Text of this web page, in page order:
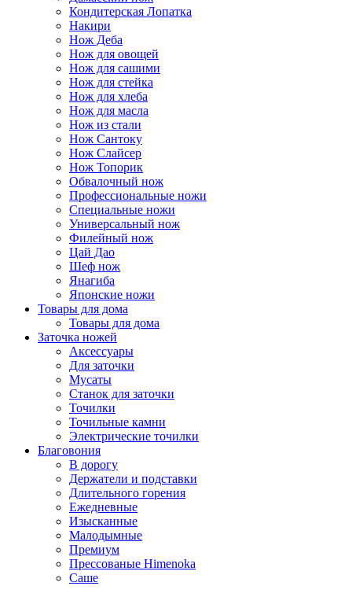
Кондитерская Лопатка
Накири
Нож Деба
Нож для овощей
Нож для сашими
Нож для стейка
Нож для хлеба
Нож для масла
Нож из стали
Нож Сантоку
Нож Слайсер
Нож Топорик
Обвалочный нож
Профессиональные ножи
Специальные ножи
Универсальный нож
Филейный нож
Цай Дао
Шеф нож
Янагиба
Японские ножи
Товары для дома
Товары для дома
Заточка ножей
Аксессуары
Для заточки
Мусаты
Станок для заточки
Точилки
Точильные камни
Электрические точилки
Благовония
В дорогу
Держатели и подставки
Длительного горения
Ежедневные
Изысканные
Малодымные
Премиум
Прессованые Himenoka
Саше